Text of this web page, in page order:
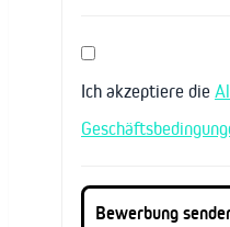
Ich akzeptiere die